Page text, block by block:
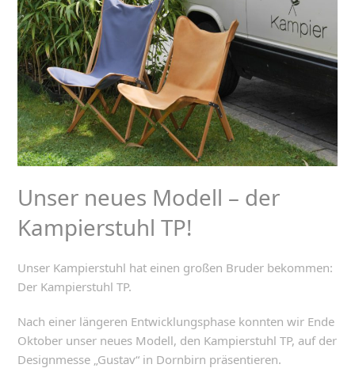
Unser neues Modell – der
Kampierstuhl TP!
Unser Kampierstuhl hat einen großen Bruder bekommen:
Der Kampierstuhl TP.
Nach einer längeren Entwicklungsphase konnten wir Ende
Oktober unser neues Modell, den Kampierstuhl TP, auf der
Designmesse „Gustav“ in Dornbirn präsentieren.